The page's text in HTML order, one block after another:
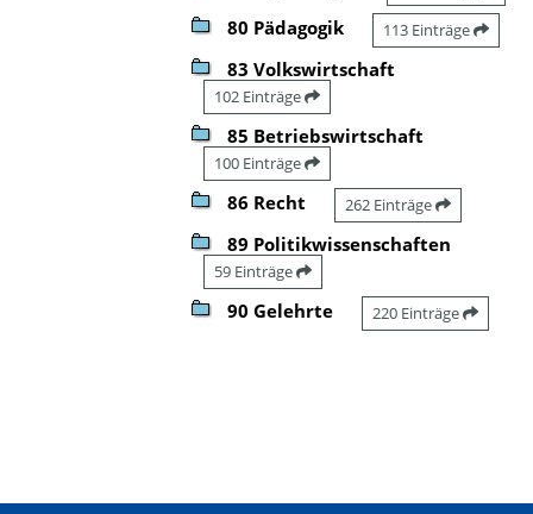
80 Pädagogik 113 Einträge
83 Volkswirtschaft
102 Einträge
85 Betriebswirtschaft
100 Einträge
86 Recht 262 Einträge
89 Politikwissenschaften
59 Einträge
90 Gelehrte 220 Einträge